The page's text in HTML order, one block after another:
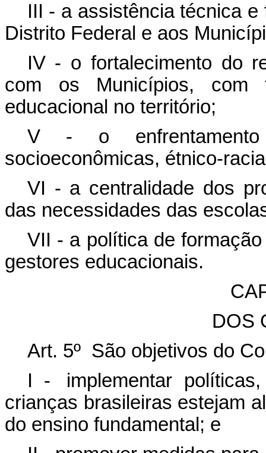
III - a assistência técnica
Distrito Federal e aos
IV - o fortalecimento do
com os Municípios, com
educacional no território;
V - o enfrentamento
socioeconômicas, étnico-
VI - a centralidade dos
das necessidades das
VII - a política de
gestores educacionais.
DOS
Art. 5º São objetivos do
I - implementar
crianças brasileiras estejam
do ensino fundamental; e